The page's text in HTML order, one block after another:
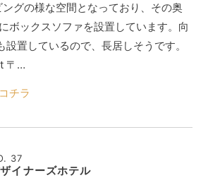
チラ
グの様な空間となっており、その奥
ボックスソファを設置しています。向
置しているので、長居しそうです。
〒…
37
イナーズホテル